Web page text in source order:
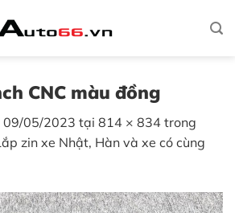
CNC màu đồng
09/05/2023 tại 814 × 834 trong
zin xe Nhật, Hàn và xe có cùng